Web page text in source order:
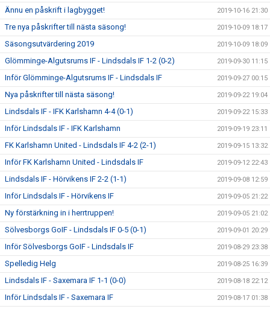
Ännu en påskrift i lagbygget! 2019-10-16 21:30
Tre nya påskrifter till nästa säsong! 2019-10-09 18:17
Säsongsutvärdering 2019 2019-10-09 18:09
Glömminge-Algutsrums IF - Lindsdals IF 1-2 (0-2) 2019-09-30 11:15
Inför Glömminge-Algutsrums IF - Lindsdals IF 2019-09-27 00:15
Nya påskrifter till nästa säsong! 2019-09-22 19:04
Lindsdals IF - IFK Karlshamn 4-4 (0-1) 2019-09-22 15:33
Inför Lindsdals IF - IFK Karlshamn 2019-09-19 23:11
FK Karlshamn United - Lindsdals IF 4-2 (2-1) 2019-09-15 13:32
Inför FK Karlshamn United - Lindsdals IF 2019-09-12 22:43
Lindsdals IF - Hörvikens IF 2-2 (1-1) 2019-09-08 12:59
Inför Lindsdals IF - Hörvikens IF 2019-09-05 21:22
Ny förstärkning in i herrtruppen! 2019-09-05 21:02
Sölvesborgs GoIF - Lindsdals IF 0-5 (0-1) 2019-09-01 20:29
Inför Sölvesborgs GoIF - Lindsdals IF 2019-08-29 23:38
Spelledig Helg 2019-08-25 16:39
Lindsdals IF - Saxemara IF 1-1 (0-0) 2019-08-18 22:12
Inför Lindsdals IF - Saxemara IF 2019-08-17 01:38